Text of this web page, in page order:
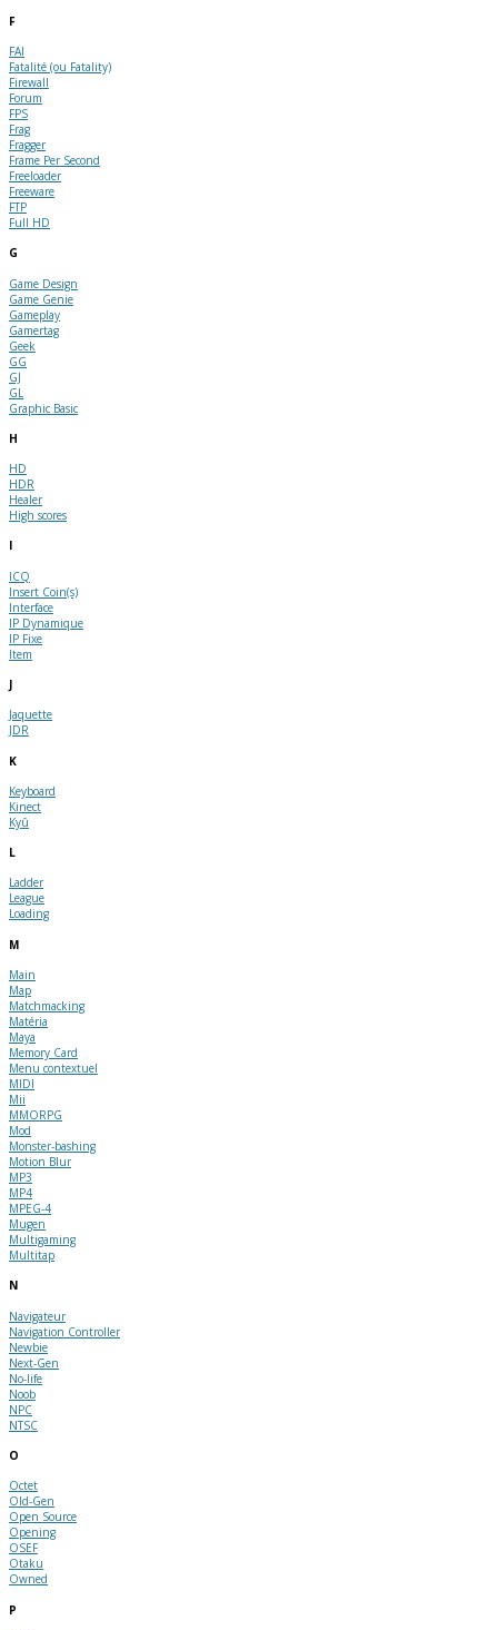
F
FAI
Fatalité (ou Fatality)
Firewall
Forum
FPS
Frag
Fragger
Frame Per Second
Freeloader
Freeware
FTP
Full HD
G
Game Design
Game Genie
Gameplay
Gamertag
Geek
GG
GJ
GL
Graphic Basic
H
HD
HDR
Healer
High scores
I
ICQ
Insert Coin(s)
Interface
IP Dynamique
IP Fixe
Item
J
Jaquette
JDR
K
Keyboard
Kinect
Kyû
L
Ladder
League
Loading
M
Main
Map
Matchmacking
Matéria
Maya
Memory Card
Menu contextuel
MIDI
Mii
MMORPG
Mod
Monster-bashing
Motion Blur
MP3
MP4
MPEG-4
Mugen
Multigaming
Multitap
N
Navigateur
Navigation Controller
Newbie
Next-Gen
No-life
Noob
NPC
NTSC
O
Octet
Old-Gen
Open Source
Opening
OSEF
Otaku
Owned
P